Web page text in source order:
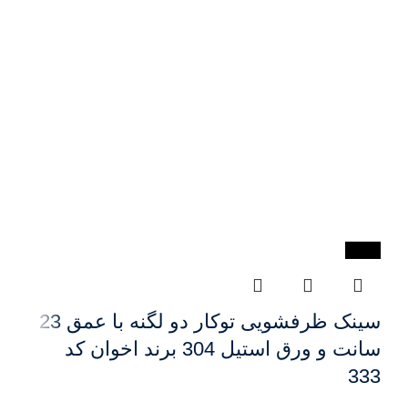
سینک ظرفشویی توکار دو لگنه با عمق 23
سانت و ورق استیل 304 برند اخوان کد
333